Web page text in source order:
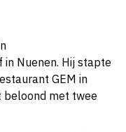
Nuenen. Hij stapte
GEM in
beloond met twee